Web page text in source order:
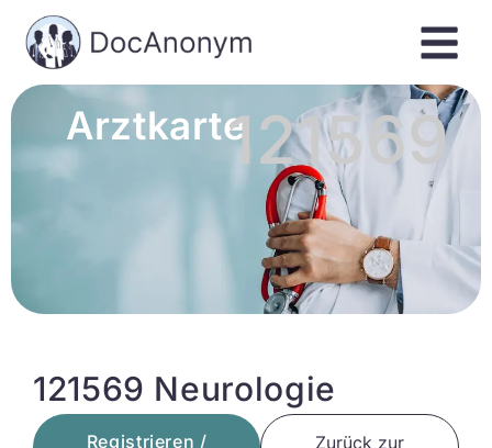
Arztkarte121569
121569 Neurologie
Registrieren /
Zurück zur